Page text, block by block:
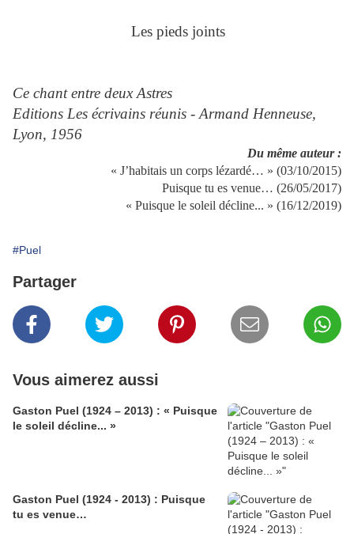
Les pieds joints
Ce chant entre deux Astres
Editions Les écrivains réunis - Armand Henneuse,
Lyon, 1956
Du même auteur :
« J’habitais un corps lézardé… » (03/10/2015)
Puisque tu es venue… (26/05/2017)
« Puisque le soleil décline... » (16/12/2019)
#Puel
Partager
Vous aimerez aussi
Gaston Puel (1924 – 2013) : « Puisque
le soleil décline... »
Gaston Puel (1924 - 2013) : Puisque
tu es venue…